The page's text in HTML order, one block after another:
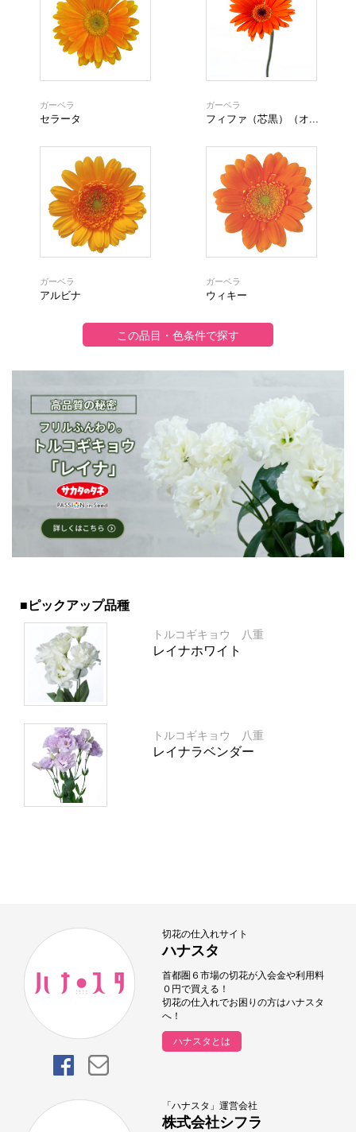
ガーベラ
セラータ
ガーベラ
フィファ（芯黒）（オ...
ガーベラ
アルビナ
ガーベラ
ウィキー
■ピックアップ品種
トルコギキョウ 八重
レイナホワイト
トルコギキョウ 八重
レイナラベンダー
切花の仕入れサイト
ハナスタ
首都圏６市場の切花が入会金や利用料
０円で買える！
切花の仕入れでお困りの方はハナスタ
へ！
ハナスタとは
「ハナスタ」運営会社
株式会社シフラ